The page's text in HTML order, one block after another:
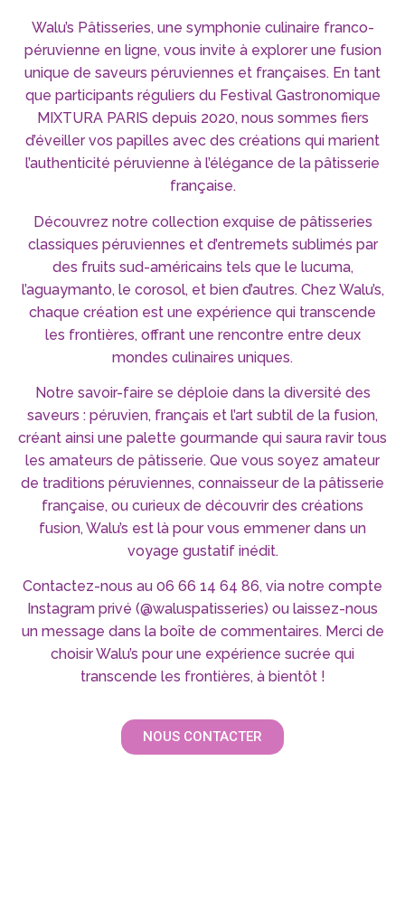
Walu’s Pâtisseries, une symphonie culinaire franco-
péruvienne en ligne, vous invite à explorer une fusion
unique de saveurs péruviennes et françaises. En tant
que participants réguliers du Festival Gastronomique
MIXTURA PARIS depuis 2020, nous sommes fiers
d’éveiller vos papilles avec des créations qui marient
l’authenticité péruvienne à l’élégance de la pâtisserie
française.
Découvrez notre collection exquise de pâtisseries
classiques péruviennes et d’entremets sublimés par
des fruits sud-américains tels que le lucuma,
l’aguaymanto, le corosol, et bien d’autres. Chez Walu’s,
chaque création est une expérience qui transcende
les frontières, offrant une rencontre entre deux
mondes culinaires uniques.
Notre savoir-faire se déploie dans la diversité des
saveurs : péruvien, français et l’art subtil de la fusion,
créant ainsi une palette gourmande qui saura ravir tous
les amateurs de pâtisserie. Que vous soyez amateur
de traditions péruviennes, connaisseur de la pâtisserie
française, ou curieux de découvrir des créations
fusion, Walu’s est là pour vous emmener dans un
voyage gustatif inédit.
Contactez-nous au 06 66 14 64 86, via notre compte
Instagram privé (@waluspatisseries) ou laissez-nous
un message dans la boîte de commentaires. Merci de
choisir Walu’s pour une expérience sucrée qui
transcende les frontières, à bientôt !
NOUS CONTACTER